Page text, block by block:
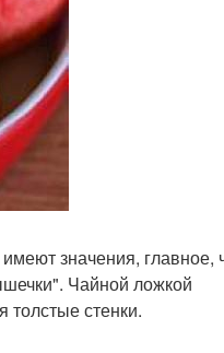
значения, главное,
Чайной ложкой
толстые стенки.